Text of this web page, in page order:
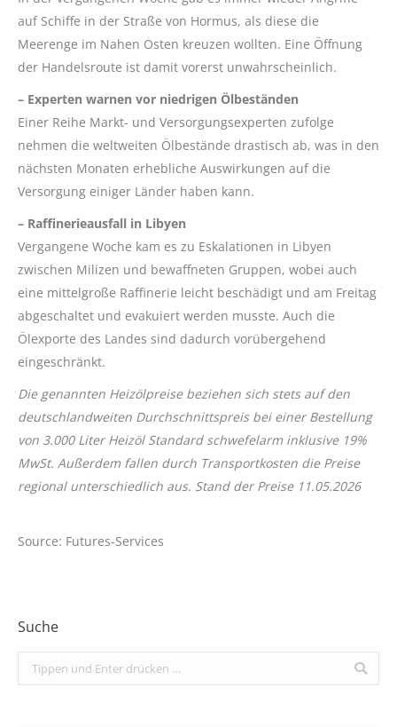
auf Schiffe in der Straße von Hormus, als diese die
Meerenge im Nahen Osten kreuzen wollten. Eine Öffnung
der Handelsroute ist damit vorerst unwahrscheinlich.
– Experten warnen vor niedrigen Ölbeständen
Einer Reihe Markt- und Versorgungsexperten zufolge
nehmen die weltweiten Ölbestände drastisch ab, was in den
nächsten Monaten erhebliche Auswirkungen auf die
Versorgung einiger Länder haben kann.
– Raffinerieausfall in Libyen
Vergangene Woche kam es zu Eskalationen in Libyen
zwischen Milizen und bewaffneten Gruppen, wobei auch
eine mittelgroße Raffinerie leicht beschädigt und am Freitag
abgeschaltet und evakuiert werden musste. Auch die
Ölexporte des Landes sind dadurch vorübergehend
eingeschränkt.
Die genannten Heizölpreise beziehen sich stets auf den
deutschlandweiten Durchschnittspreis bei einer Bestellung
von 3.000 Liter Heizöl Standard schwefelarm inklusive 19%
MwSt. Außerdem fallen durch Transportkosten die Preise
regional unterschiedlich aus. Stand der Preise 11.05.2026
Source: Futures-Services
Suche
Search: